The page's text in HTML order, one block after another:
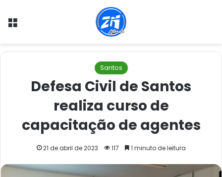
Menu
Santos
Defesa Civil de Santos
realiza curso de
capacitação de agentes
21 de abril de 2023 117 1 minuto de leitura